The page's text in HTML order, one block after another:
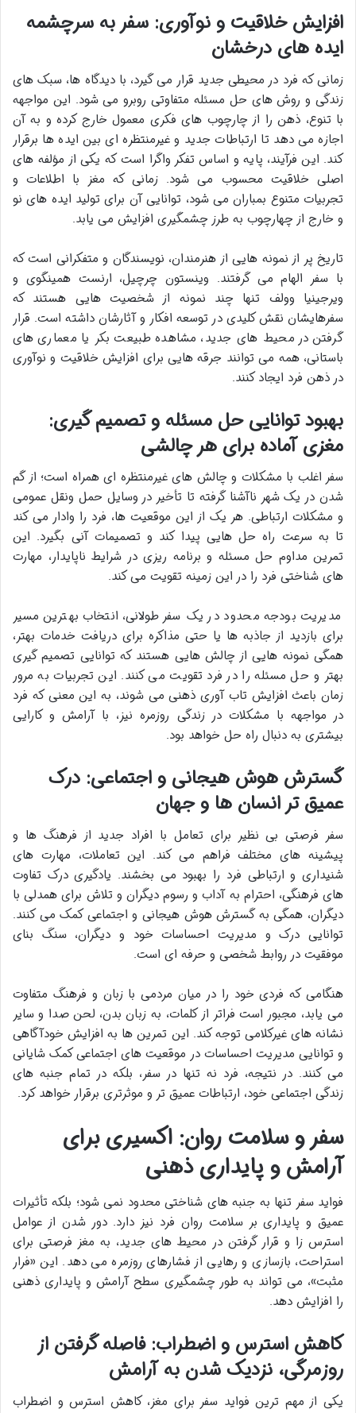
افزایش خلاقیت و نوآوری: سفر به سرچشمه
ایده های درخشان
زمانی که فرد در محیطی جدید قرار می گیرد، با دیدگاه ها، سبک های
زندگی و روش های حل مسئله متفاوتی روبرو می شود. این مواجهه
با تنوع، ذهن را از چارچوب های فکری معمول خارج کرده و به آن
اجازه می دهد تا ارتباطات جدید و غیرمنتظره ای بین ایده ها برقرار
کند. این فرآیند، پایه و اساس تفکر واگرا است که یکی از مؤلفه های
اصلی خلاقیت محسوب می شود. زمانی که مغز با اطلاعات و
تجربیات متنوع بمباران می شود، توانایی آن برای تولید ایده های نو
و خارج از چهارچوب به طرز چشمگیری افزایش می یابد.
تاریخ پر از نمونه هایی از هنرمندان، نویسندگان و متفکرانی است که
با سفر الهام می گرفتند. وینستون چرچیل، ارنست همینگوی و
ویرجینیا وولف تنها چند نمونه از شخصیت هایی هستند که
سفرهایشان نقش کلیدی در توسعه افکار و آثارشان داشته است. قرار
گرفتن در محیط های جدید، مشاهده طبیعت بکر یا معماری های
باستانی، همه می توانند جرقه هایی برای افزایش خلاقیت و نوآوری
در ذهن فرد ایجاد کنند.
بهبود توانایی حل مسئله و تصمیم گیری:
مغزی آماده برای هر چالشی
سفر اغلب با مشکلات و چالش های غیرمنتظره ای همراه است؛ از گم
شدن در یک شهر ناآشنا گرفته تا تأخیر در وسایل حمل ونقل عمومی
و مشکلات ارتباطی. هر یک از این موقعیت ها، فرد را وادار می کند
تا به سرعت راه حل هایی پیدا کند و تصمیمات آنی بگیرد. این
تمرین مداوم حل مسئله و برنامه ریزی در شرایط ناپایدار، مهارت
های شناختی فرد را در این زمینه تقویت می کند.
مدیریت بودجه محدود در یک سفر طولانی، انتخاب بهترین مسیر
برای بازدید از جاذبه ها یا حتی مذاکره برای دریافت خدمات بهتر،
همگی نمونه هایی از چالش هایی هستند که توانایی تصمیم گیری
بهتر و حل مسئله را در فرد تقویت می کنند. این تجربیات به مرور
زمان باعث افزایش تاب آوری ذهنی می شوند، به این معنی که فرد
در مواجهه با مشکلات در زندگی روزمره نیز، با آرامش و کارایی
بیشتری به دنبال راه حل خواهد بود.
گسترش هوش هیجانی و اجتماعی: درک
عمیق تر انسان ها و جهان
سفر فرصتی بی نظیر برای تعامل با افراد جدید از فرهنگ ها و
پیشینه های مختلف فراهم می کند. این تعاملات، مهارت های
شنیداری و ارتباطی فرد را بهبود می بخشند. یادگیری درک تفاوت
های فرهنگی، احترام به آداب و رسوم دیگران و تلاش برای همدلی با
دیگران، همگی به گسترشهوش هیجانی و اجتماعی کمک می کنند.
توانایی درک و مدیریت احساسات خود و دیگران، سنگ بنای
موفقیت در روابط شخصی و حرفه ای است.
هنگامی که فردی خود را در میان مردمی با زبان و فرهنگ متفاوت
می یابد، مجبور است فراتر از کلمات، به زبان بدن، لحن صدا و سایر
نشانه های غیرکلامی توجه کند. این تمرین ها به افزایش خودآگاهی
و توانایی مدیریت احساسات در موقعیت های اجتماعی کمک شایانی
می کنند. در نتیجه، فرد نه تنها در سفر، بلکه در تمام جنبه های
زندگی اجتماعی خود، ارتباطات عمیق تر و موثرتری برقرار خواهد کرد.
سفر و سلامت روان: اکسیری برای
آرامش و پایداری ذهنی
فواید سفر تنها به جنبه های شناختی محدود نمی شود؛ بلکه تأثیرات
عمیق و پایداری برسلامت روان فرد نیز دارد. دور شدن از عوامل
استرس زا و قرار گرفتن در محیط های جدید، به مغز فرصتی برای
استراحت، بازسازی و رهایی از فشارهای روزمره می دهد. این «فرار
مثبت»، می تواند به طور چشمگیری سطح آرامش و پایداری ذهنی
را افزایش دهد.
کاهش استرس و اضطراب: فاصله گرفتن از
روزمرگی، نزدیک شدن به آرامش
یکی از مهم ترین فواید سفر برای مغز،کاهش استرس و اضطراب